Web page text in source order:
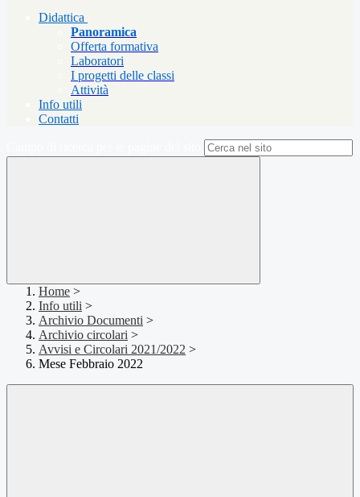
Didattica
Panoramica
Offerta formativa
Laboratori
I progetti delle classi
Attività
Info utili
Contatti
Home >
Info utili >
Archivio Documenti >
Archivio circolari >
Avvisi e Circolari 2021/2022 >
Mese Febbraio 2022